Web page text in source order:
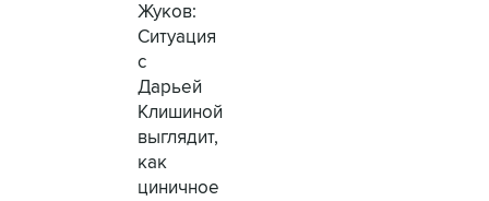
Жуков:
Ситуация
с
Дарьей
Клишиной
выглядит,
как
циничное